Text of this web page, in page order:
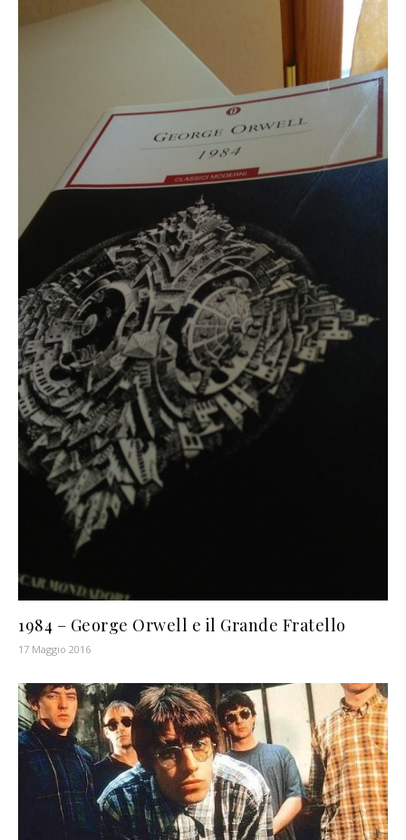
1984 – George Orwell e il Grande Fratello
17 Maggio 2016